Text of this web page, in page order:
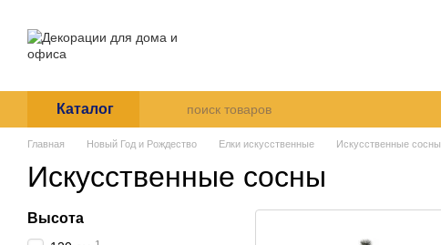
Каталог
Главная Новый Год и Рождество Елки искусственные Искусственные сосны
Искусственные сосны
Высота